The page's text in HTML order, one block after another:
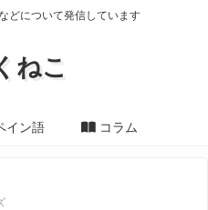
どについて発信しています
ねこ
イン語 コラム